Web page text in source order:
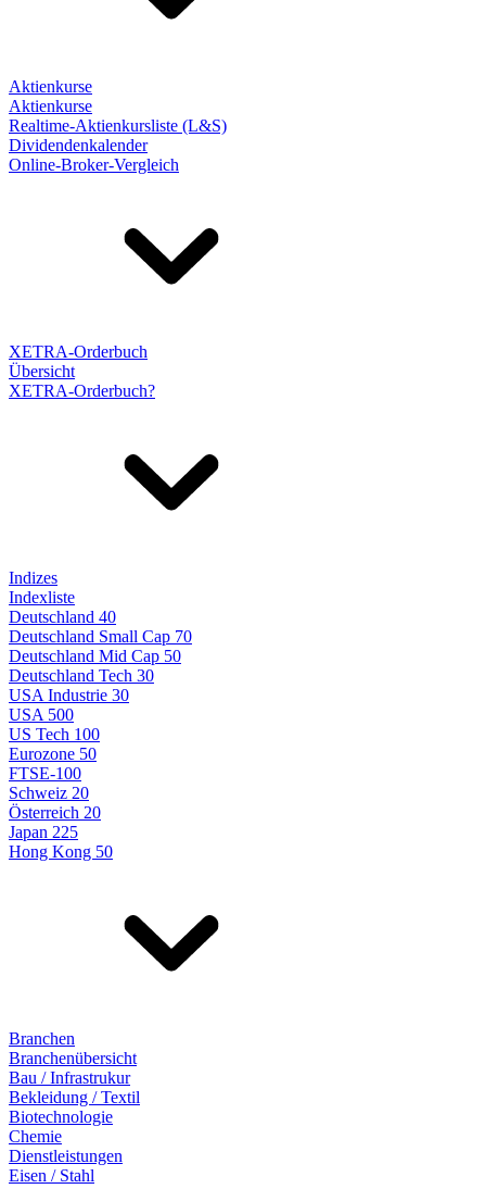
Aktienkurse
Aktienkurse
Realtime-Aktienkursliste (L&S)
Dividendenkalender
Online-Broker-Vergleich
XETRA-Orderbuch
Übersicht
XETRA-Orderbuch?
Indizes
Indexliste
Deutschland 40
Deutschland Small Cap 70
Deutschland Mid Cap 50
Deutschland Tech 30
USA Industrie 30
USA 500
US Tech 100
Eurozone 50
FTSE-100
Schweiz 20
Österreich 20
Japan 225
Hong Kong 50
Branchen
Branchenübersicht
Bau / Infrastrukur
Bekleidung / Textil
Biotechnologie
Chemie
Dienstleistungen
Eisen / Stahl